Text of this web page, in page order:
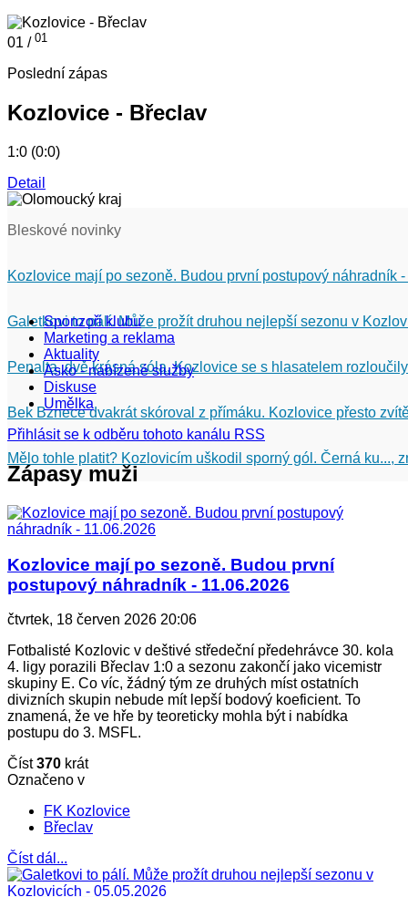
01 / 01
Poslední zápas
Kozlovice - Břeclav
1:0 (0:0)
Detail
Bleskové novinky
Kozlovice mají po sezoně. Budou první postupový náhradník
Galetkovi to pálí. Může prožít druhou nejlepší sezonu v
Penalta, dvě krásná sóla. Kozlovice se s hlasatelem
Bek Bznece dvakrát skóroval z přímáku. Kozlovice přesto
Mělo tohle platit? Kozlovicím uškodil sporný gól. Černá ku...,
Sponzoři klubu
Marketing a reklama
Aktuality
Asko - nabízené služby
Diskuse
Umělka
Přihlásit se k odběru tohoto kanálu RSS
Zápasy muži
Kozlovice mají po sezoně. Budou první
postupový náhradník - 11.06.2026
čtvrtek, 18 červen 2026 20:06
Fotbalisté Kozlovic v deštivé středeční předehrávce 30. kola
4. ligy porazili Břeclav 1:0 a sezonu zakončí jako vicemistr
skupiny E. Co víc, žádný tým ze druhých míst ostatních
divizních skupin nebude mít lepší bodový koeficient. To
znamená, že ve hře by teoreticky mohla být i nabídka
postupu do 3. MSFL.
Číst370 krát
Označeno v
FK Kozlovice
Břeclav
Číst dál...